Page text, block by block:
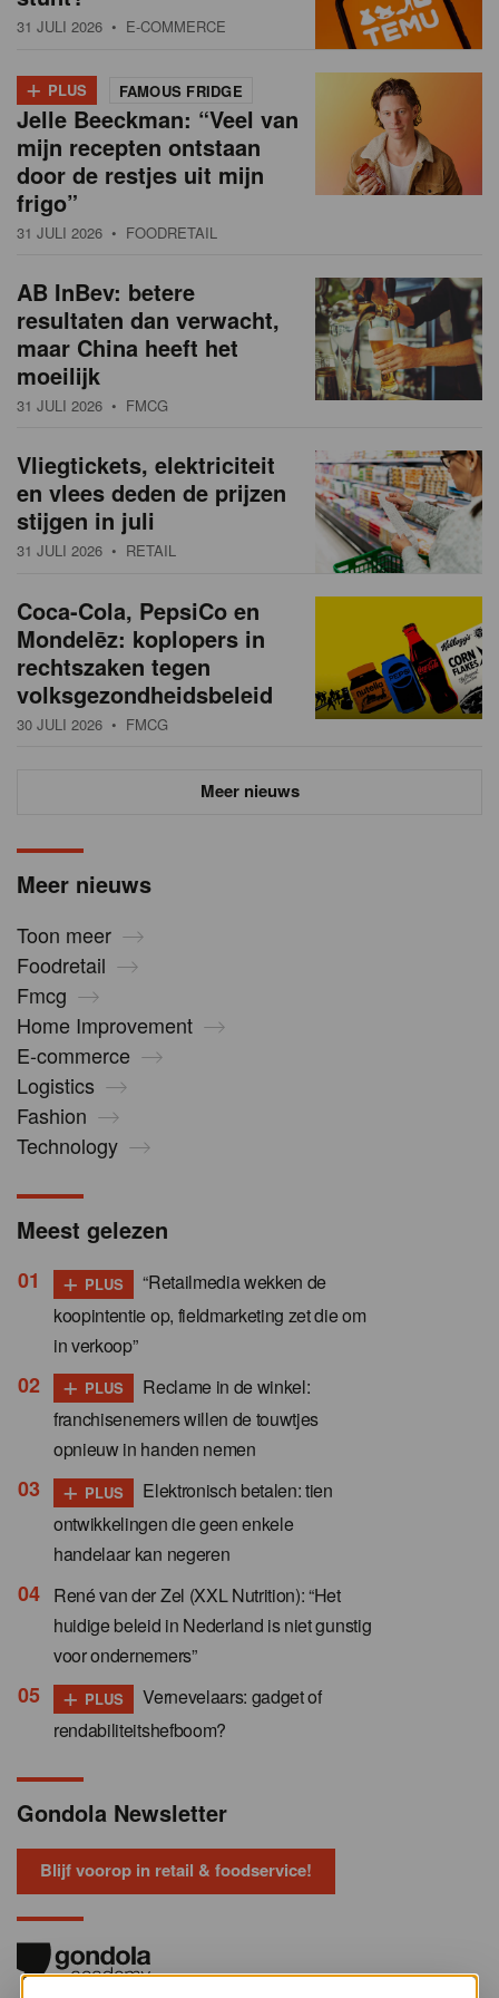
Meer nieuws
Toon meer
Foodretail
Fmcg
Home Improvement
E-commerce
Logistics
Fashion
Technology
31 JULI 2026 • E-COMMERCE
+ PLUS FAMOUS FRIDGE
Jelle Beeckman: “Veel van
mijn recepten ontstaan
door de restjes uit mijn
frigo”
31 JULI 2026 • FOODRETAIL
AB InBev: betere
resultaten dan verwacht,
maar China heeft het
moeilijk
31 JULI 2026 • FMCG
Vliegtickets, elektriciteit
en vlees deden de prijzen
stijgen in juli
31 JULI 2026 • RETAIL
Coca-Cola, PepsiCo en
Mondelēz: koplopers in
rechtszaken tegen
volksgezondheidsbeleid
30 JULI 2026 • FMCG
Meer nieuws
Meest gelezen
+ PLUS
“Retailmedia wekken de
koopintentie op, fieldmarketing zet die om
in verkoop”
+ PLUS
Reclame in de winkel:
franchisenemers willen de touwtjes
opnieuw in handen nemen
+ PLUS
Elektronisch betalen: tien
ontwikkelingen die geen enkele
handelaar kan negeren
René van der Zel (XXL Nutrition): “Het
huidige beleid in Nederland is niet gunstig
voor ondernemers”
+ PLUS
Vernevelaars: gadget of
rendabiliteitshefboom?
Gondola Newsletter
Blijf voorop in retail & foodservice!